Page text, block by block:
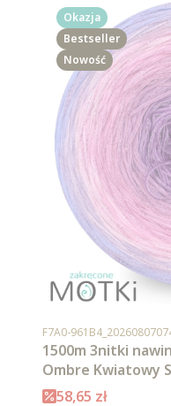
Okazja
Bestseller
Nowość
Kod produktu
F7A0-
1500m 3nitki
Ombre Kwiatowy
krokus/ jasny
Cena promocyjna
58,65 zł